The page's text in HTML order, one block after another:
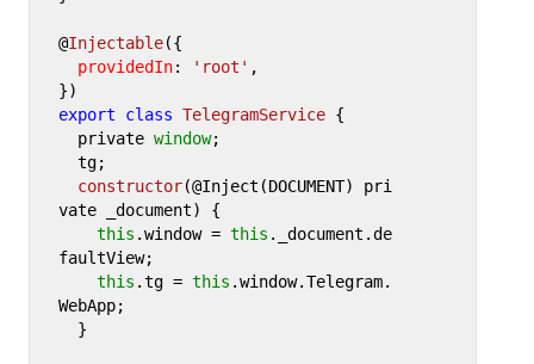
@Injectable({
providedIn: 'root' ,
export
class TelegramService {
  private
window;
constructor(@Inject(DOCUMENT) pri
vate _document) {
this .window = this . _document .de
faultView;
this .tg = this .window.Telegram.
WebApp;